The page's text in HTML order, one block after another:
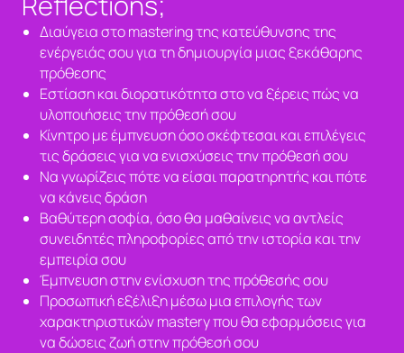
Διαύγεια στο mastering της κατεύθυνσης της
ενέργειάς σου για τη δημιουργία μιας ξεκάθαρης
πρόθεσης
Εστίαση και διορατικότητα στο να ξέρεις πώς να
υλοποιήσεις την πρόθεσή σου
Κίνητρο με έμπνευση όσο σκέφτεσαι και επιλέγεις
τις δράσεις για να ενισχύσεις την πρόθεσή σου
Να γνωρίζεις πότε να είσαι παρατηρητής και πότε
να κάνεις δράση
Βαθύτερη σοφία, όσο θα μαθαίνεις να αντλείς
συνειδητές πληροφορίες από την ιστορία και την
εμπειρία σου
Έμπνευση στην ενίσχυση της πρόθεσής σου
Προσωπική εξέλιξη μέσω μια επιλογής των
χαρακτηριστικών mastery που θα εφαρμόσεις για
να δώσεις ζωή στην πρόθεσή σου